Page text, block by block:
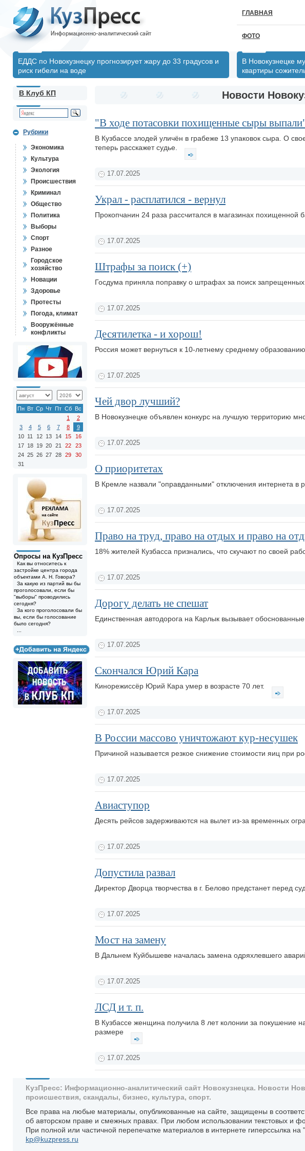
ГЛАВНАЯ
ФОТО
ЕДДС по Новокузнецку прогнозирует жару до 33 градусов и
риск гибели на воде
В Новокузнецке
квартиры
В Клуб КП
Рубрики
Экономика
Культура
Экология
Происшествия
Криминал
Общество
Политика
Выборы
Спорт
Разное
Городское
хозяйство
Новации
Здоровье
Протесты
Погода, климат
Вооружённые
конфликты
Пн Вт Ср Чт Пт Сб Вс
1
2
3
4 5 6 7 8
9
10 11 12 13 14 15
16
17 18 19 20 21 22
23
24 25 26 27 28 29
30
31
Опросы на КузПресс
Как вы относитесь к
застройке центра города
объектами А. Н. Говора?
За какую из партий вы бы
проголосовали, если бы
"выборы" проводились
сегодня?
За кого проголосовали бы
вы, если бы голосование
было сегодня?
Новости
"В ходе потасовки похищенные сыры
В Кузбассе злодей уличён в грабеже 13 упаковок сыра. О
теперь расскажет судье.
17.07.2025
Украл - расплатился - вернул
Прокопчанин 24 раза рассчитался в магазинах похищенной
17.07.2025
Штрафы за поиск (+)
Госдума приняла поправку о штрафах за поиск запрещенных
17.07.2025
Десятилетка - и хорош!
Россия может вернуться к 10-летнему среднему образованию
17.07.2025
Чей двор лучший?
В Новокузнецке объявлен конкурс на лучшую территорию
17.07.2025
О приоритетах
В Кремле назвали "оправданными" отключения интернета в
17.07.2025
Право на труд, право на отдых и право на
18% жителей Кузбасса признались, что скучают по своей
17.07.2025
Дорогу делать не спешат
Единственная автодорога на Карлык вызывает
17.07.2025
Скончался Юрий Кара
Кинорежиссёр Юрий Кара умер в возрасте 70 лет.
17.07.2025
В России массово уничтожают кур-несушек
Причиной называется резкое снижение стоимости яиц при
17.07.2025
Авиаступор
Десять рейсов задерживаются на вылет из-за временных
17.07.2025
Допустила развал
Директор Дворца творчества в г. Белово предстанет перед
17.07.2025
Мост на замену
В Дальнем Куйбышеве началась замена одряхлевшего
17.07.2025
ЛСД и т. п.
В Кузбассе женщина получила 8 лет колонии за покушение
размере
17.07.2025
КузПресс: Информационно-аналитический сайт Новокузнецка. Новости
происшествия, скандалы, бизнес, культура, спорт.
Все права на любые материалы, опубликованные на сайте, защищены в
об авторском праве и смежных правах. При любом использовании текстовых и
При полной или частичной перепечатке материалов в интернете гиперссылка на "
kp@kuzpress.ru